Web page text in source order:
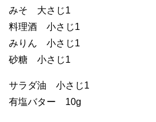
みそ 大さじ1
料理酒 小さじ1
みりん 小さじ1
砂糖 小さじ1
サラダ油 小さじ1
有塩バター 10g